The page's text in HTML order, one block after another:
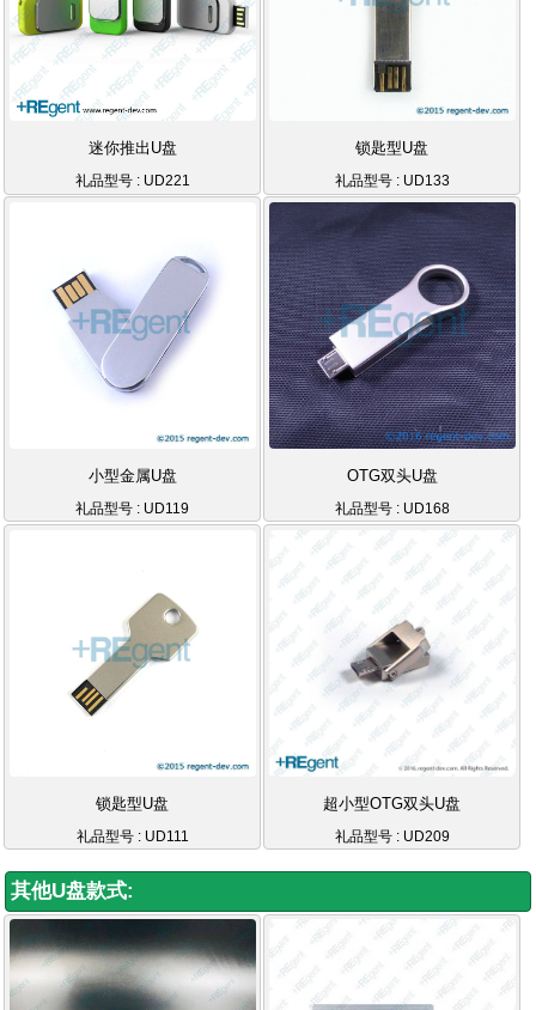
迷你推出U盘
礼品型号 : UD221
锁匙型U盘
礼品型号 : UD133
小型金属U盘
礼品型号 : UD119
OTG双头U盘
礼品型号 : UD168
锁匙型U盘
礼品型号 : UD111
超小型OTG双头U盘
礼品型号 : UD209
其他U盘款式: